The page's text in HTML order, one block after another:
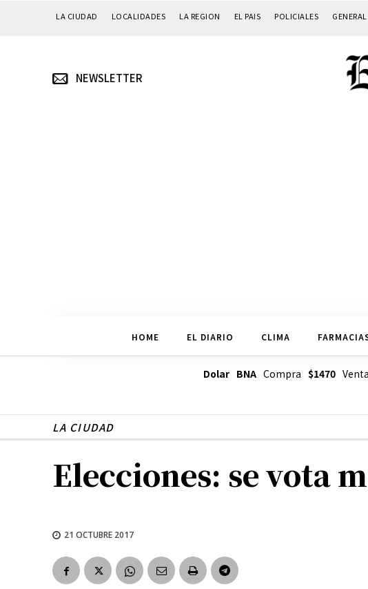
LA CIUDAD LOCALIDADES LA REGION EL PAIS POLICIALES GENERAL
NEWSLETTER
HOME EL DIARIO CLIMA
Dolar BNACompra $1470
LA CIUDAD
Elecciones: se vota
21 OCTUBRE 2017